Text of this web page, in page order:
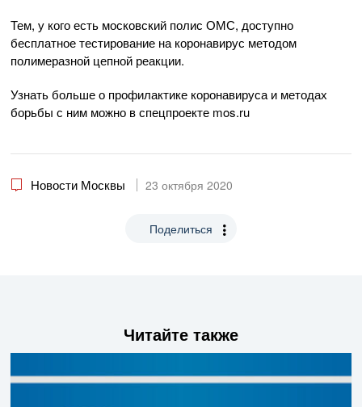
Тем, у кого есть московский полис ОМС, доступно
бесплатное тестирование на коронавирус методом
полимеразной цепной реакции.
Узнать больше о профилактике коронавируса и методах
борьбы с ним можно в спецпроекте mos.ru
Новости Москвы 23 октября 2020
Поделиться
Читайте также